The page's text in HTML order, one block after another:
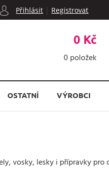
Přihlásit | Registrovat
0 Kč
0 položek
OSTATNÍ VÝROBCI
vosky, lesky i přípravky pro